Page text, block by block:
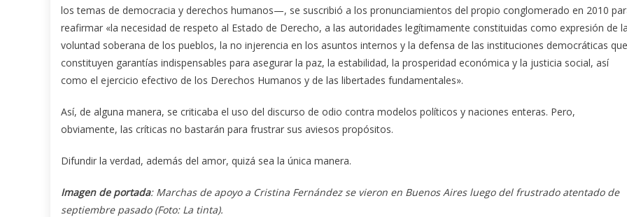
los temas de democracia y derechos humanos—, se suscribió a los pronunciamientos del propio conglomerado en 2010
reafirmar «la necesidad de respeto al Estado de Derecho, a las autoridades legítimamente constituidas como expresión de
voluntad soberana de los pueblos, la no injerencia en los asuntos internos y la defensa de las instituciones democráticas que
constituyen garantías indispensables para asegurar la paz, la estabilidad, la prosperidad económica y la justicia social, así
como el ejercicio efectivo de los Derechos Humanos y de las libertades fundamentales».
Así, de alguna manera, se criticaba el uso del discurso de odio contra modelos políticos y naciones enteras. Pero,
obviamente, las críticas no bastarán para frustrar sus aviesos propósitos.
Difundir la verdad, además del amor, quizá sea la única manera.
Imagen de portada: Marchas de apoyo a Cristina Fernández se vieron en Buenos Aires luego del frustrado atentado de
septiembre pasado (Foto: La tinta).